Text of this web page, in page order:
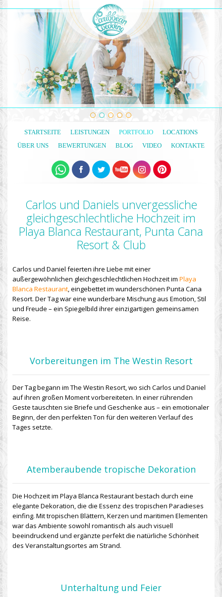
STARTSEITE LEISTUNGEN PORTFOLIO
LOCATIONS
ÜBER UNS
BEWERTUNGEN BLOG VIDEO KONTAKTE
Carlos und Daniels unvergessliche
gleichgeschlechtliche Hochzeit im
Playa Blanca Restaurant, Punta Cana
Resort & Club
Carlos und Daniel feierten ihre Liebe mit einer
außergewöhnlichen gleichgeschlechtlichen Hochzeit im Playa
Blanca Restaurant, eingebettet im wunderschönen Punta Cana
Resort. Der Tag war eine wunderbare Mischung aus Emotion, Stil
und Freude – ein Spiegelbild ihrer einzigartigen gemeinsamen
Reise.
Vorbereitungen im The Westin Resort
Der Tag begann im The Westin Resort, wo sich Carlos und Daniel
auf ihren großen Moment vorbereiteten. In einer rührenden
Geste tauschten sie Briefe und Geschenke aus – ein emotionaler
Beginn, der den perfekten Ton für den weiteren Verlauf des
Tages setzte.
Atemberaubende tropische Dekoration
Die Hochzeit im Playa Blanca Restaurant bestach durch eine
elegante Dekoration, die die Essenz des tropischen Paradieses
einfing. Mit tropischen Blättern, Kerzen und maritimen Elementen
war das Ambiente sowohl romantisch als auch visuell
beeindruckend und ergänzte perfekt die natürliche Schönheit
des Veranstaltungsortes am Strand.
Unterhaltung und Feier